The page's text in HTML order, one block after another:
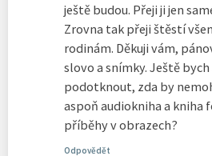
ještě budou. Přeji ji jen
Zrovna tak přeji štěstí
rodinám. Děkuji vám,
slovo a snímky. Ještě
podotknout, zda by
aspoň audiokniha a kniha
příběhy v obrazech?
Odpovědět